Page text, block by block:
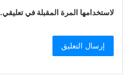
لاستخدامها المرة المقبلة في تعليقي.